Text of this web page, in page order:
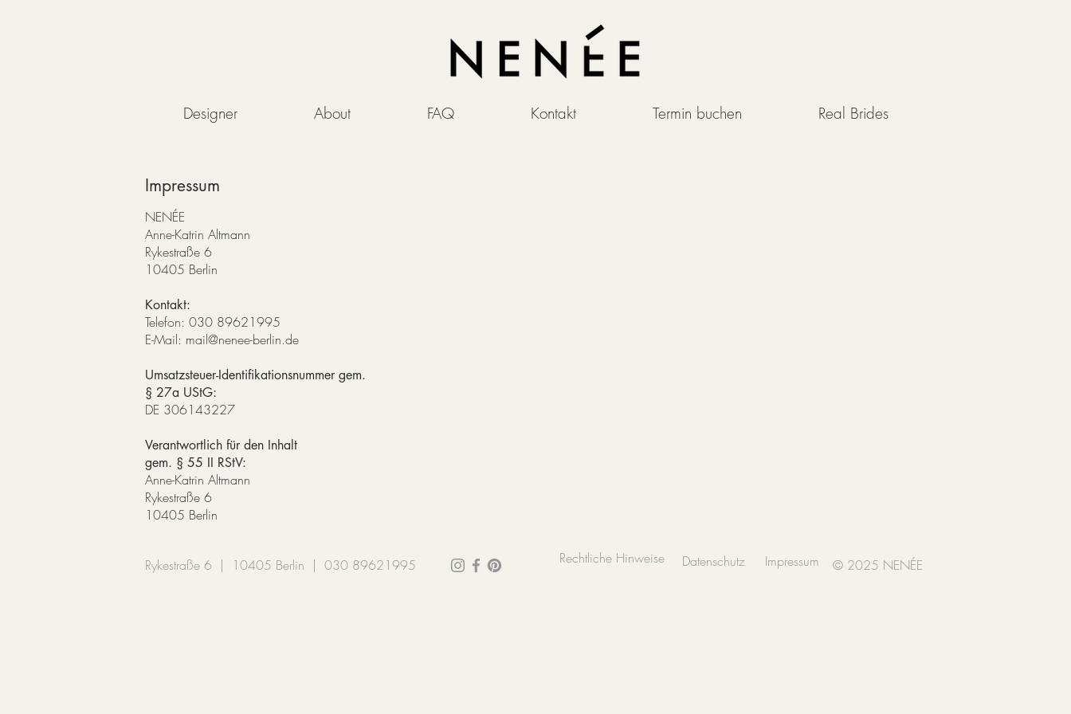
Designer About FAQ Kontakt Termin buchen Real Brides
Impressum
NENÉE
Anne-Katrin Altmann
Rykestraße 6
10405 Berlin
Kontakt:
Telefon: 030 89621995
E-Mail: mail@nenee-berlin.de
Umsatzsteuer-Identifikationsnummer gem.
§ 27a UStG:
DE 306143227
Verantwortlich für den Inhalt
gem. § 55 II RStV:
Anne-Katrin Altmann
Rykestraße 6
10405 Berlin
Rykestraße 6 | 10405 Berlin | 030 89621995 Rechtliche Hinweise Datenschutz Impressum © 2025 NENÉE